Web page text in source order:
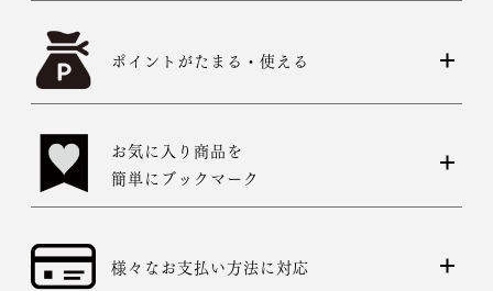
ポイントがたまる・使える
お気に入り商品を
簡単にブックマーク
様々なお支払い方法に対応